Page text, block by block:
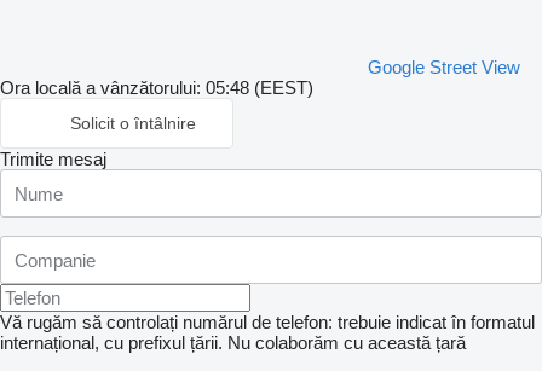
Google Street View
Ora locală a vânzătorului: 05:48 (EEST)
Solicit o întâlnire
Trimite mesaj
Vă rugăm să controlați numărul de telefon: trebuie indicat în formatul
internațional, cu prefixul țării. Nu colaborăm cu această țară